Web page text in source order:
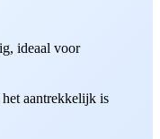
ideaal voor
aantrekkelijk is